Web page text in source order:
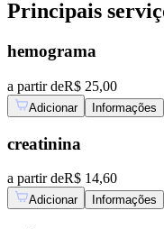
Principais
hemograma
a partir deR$ 25,00
Adicionar Informações
creatinina
a partir deR$ 14,60
Adicionar Informações